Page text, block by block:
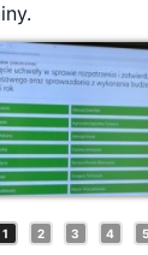
1 2 3 4 5